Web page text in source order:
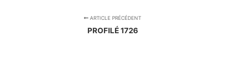
ARTICLE PRÉCÉDENT
PROFILÉ 1726